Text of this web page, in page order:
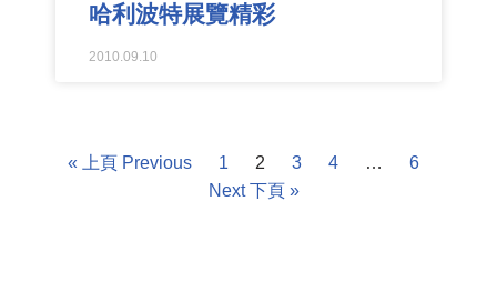
哈利波特展覽精彩
2010.09.10
« 上頁 Previous 1 2 3 4 …
6
Next 下頁 »